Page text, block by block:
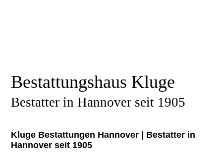
Bestattungshaus Kluge
Bestatter in Hannover seit 1905
Kluge Bestattungen Hannover | Bestatter in
Hannover seit 1905